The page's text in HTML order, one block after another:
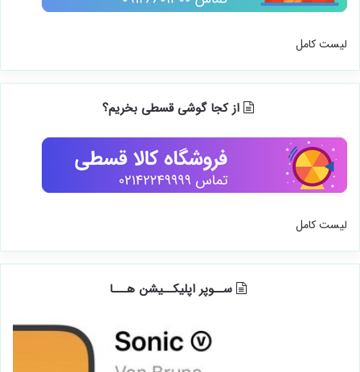
لیست کامل
از کجا گوشی قسطی بخریم؟
لیست کامل
ســوپر اپلیکــیشن هـــا